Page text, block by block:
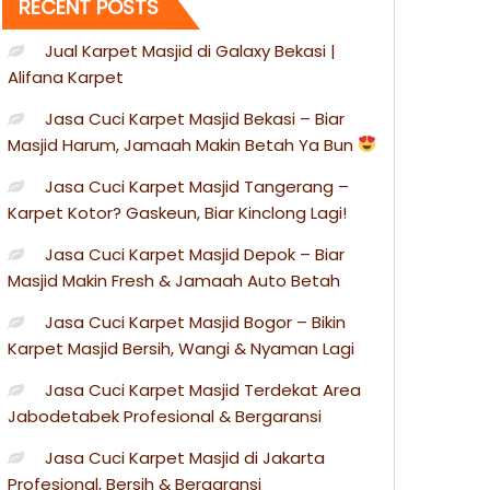
RECENT POSTS
Jual Karpet Masjid di Galaxy Bekasi |
Alifana Karpet
Jasa Cuci Karpet Masjid Bekasi – Biar
Masjid Harum, Jamaah Makin Betah Ya Bun
Jasa Cuci Karpet Masjid Tangerang –
Karpet Kotor? Gaskeun, Biar Kinclong Lagi!
Jasa Cuci Karpet Masjid Depok – Biar
Masjid Makin Fresh & Jamaah Auto Betah
Jasa Cuci Karpet Masjid Bogor – Bikin
Karpet Masjid Bersih, Wangi & Nyaman Lagi
Jasa Cuci Karpet Masjid Terdekat Area
Jabodetabek Profesional & Bergaransi
Jasa Cuci Karpet Masjid di Jakarta
Profesional, Bersih & Bergaransi